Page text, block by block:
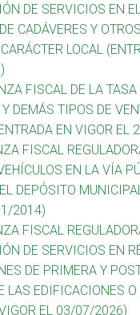
DE SERVICIOS EN
CADÁVERES Y
LOCAL
FISCAL DE LA TASA
DEMÁS TIPOS DE
EN VIGOR
FISCAL
EN LA VÍA
DEPÓSITO
2014)
FISCAL
DE SERVICIOS EN
DE PRIMERA Y
LAS EDIFICACIONES
EL 03/07/2026)